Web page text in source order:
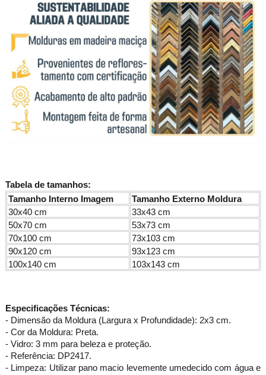
Tabela de tamanhos:
Tamanho Interno Imagem
Tamanho Externo Moldura
30x40 cm
33x43 cm
50x70 cm
53x73 cm
70x100 cm
73x103 cm
90x120 cm
93x123 cm
100x140 cm
103x143 cm
Especificações Técnicas:
- Dimensão da Moldura (Largura x Profundidade): 2x3 cm.
- Cor da Moldura: Preta.
- Vidro: 3 mm para beleza e proteção.
- Referência: DP2417.
- Limpeza: Utilizar pano macio levemente umedecido com água e